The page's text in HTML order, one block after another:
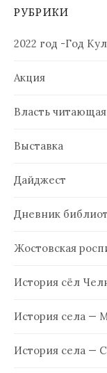
РУБРИКИ
2022 год -Год
Акция
Власть читающая
Выставка
Дайджест
Дневник
Жостовская
История сёл
История села —
История села —